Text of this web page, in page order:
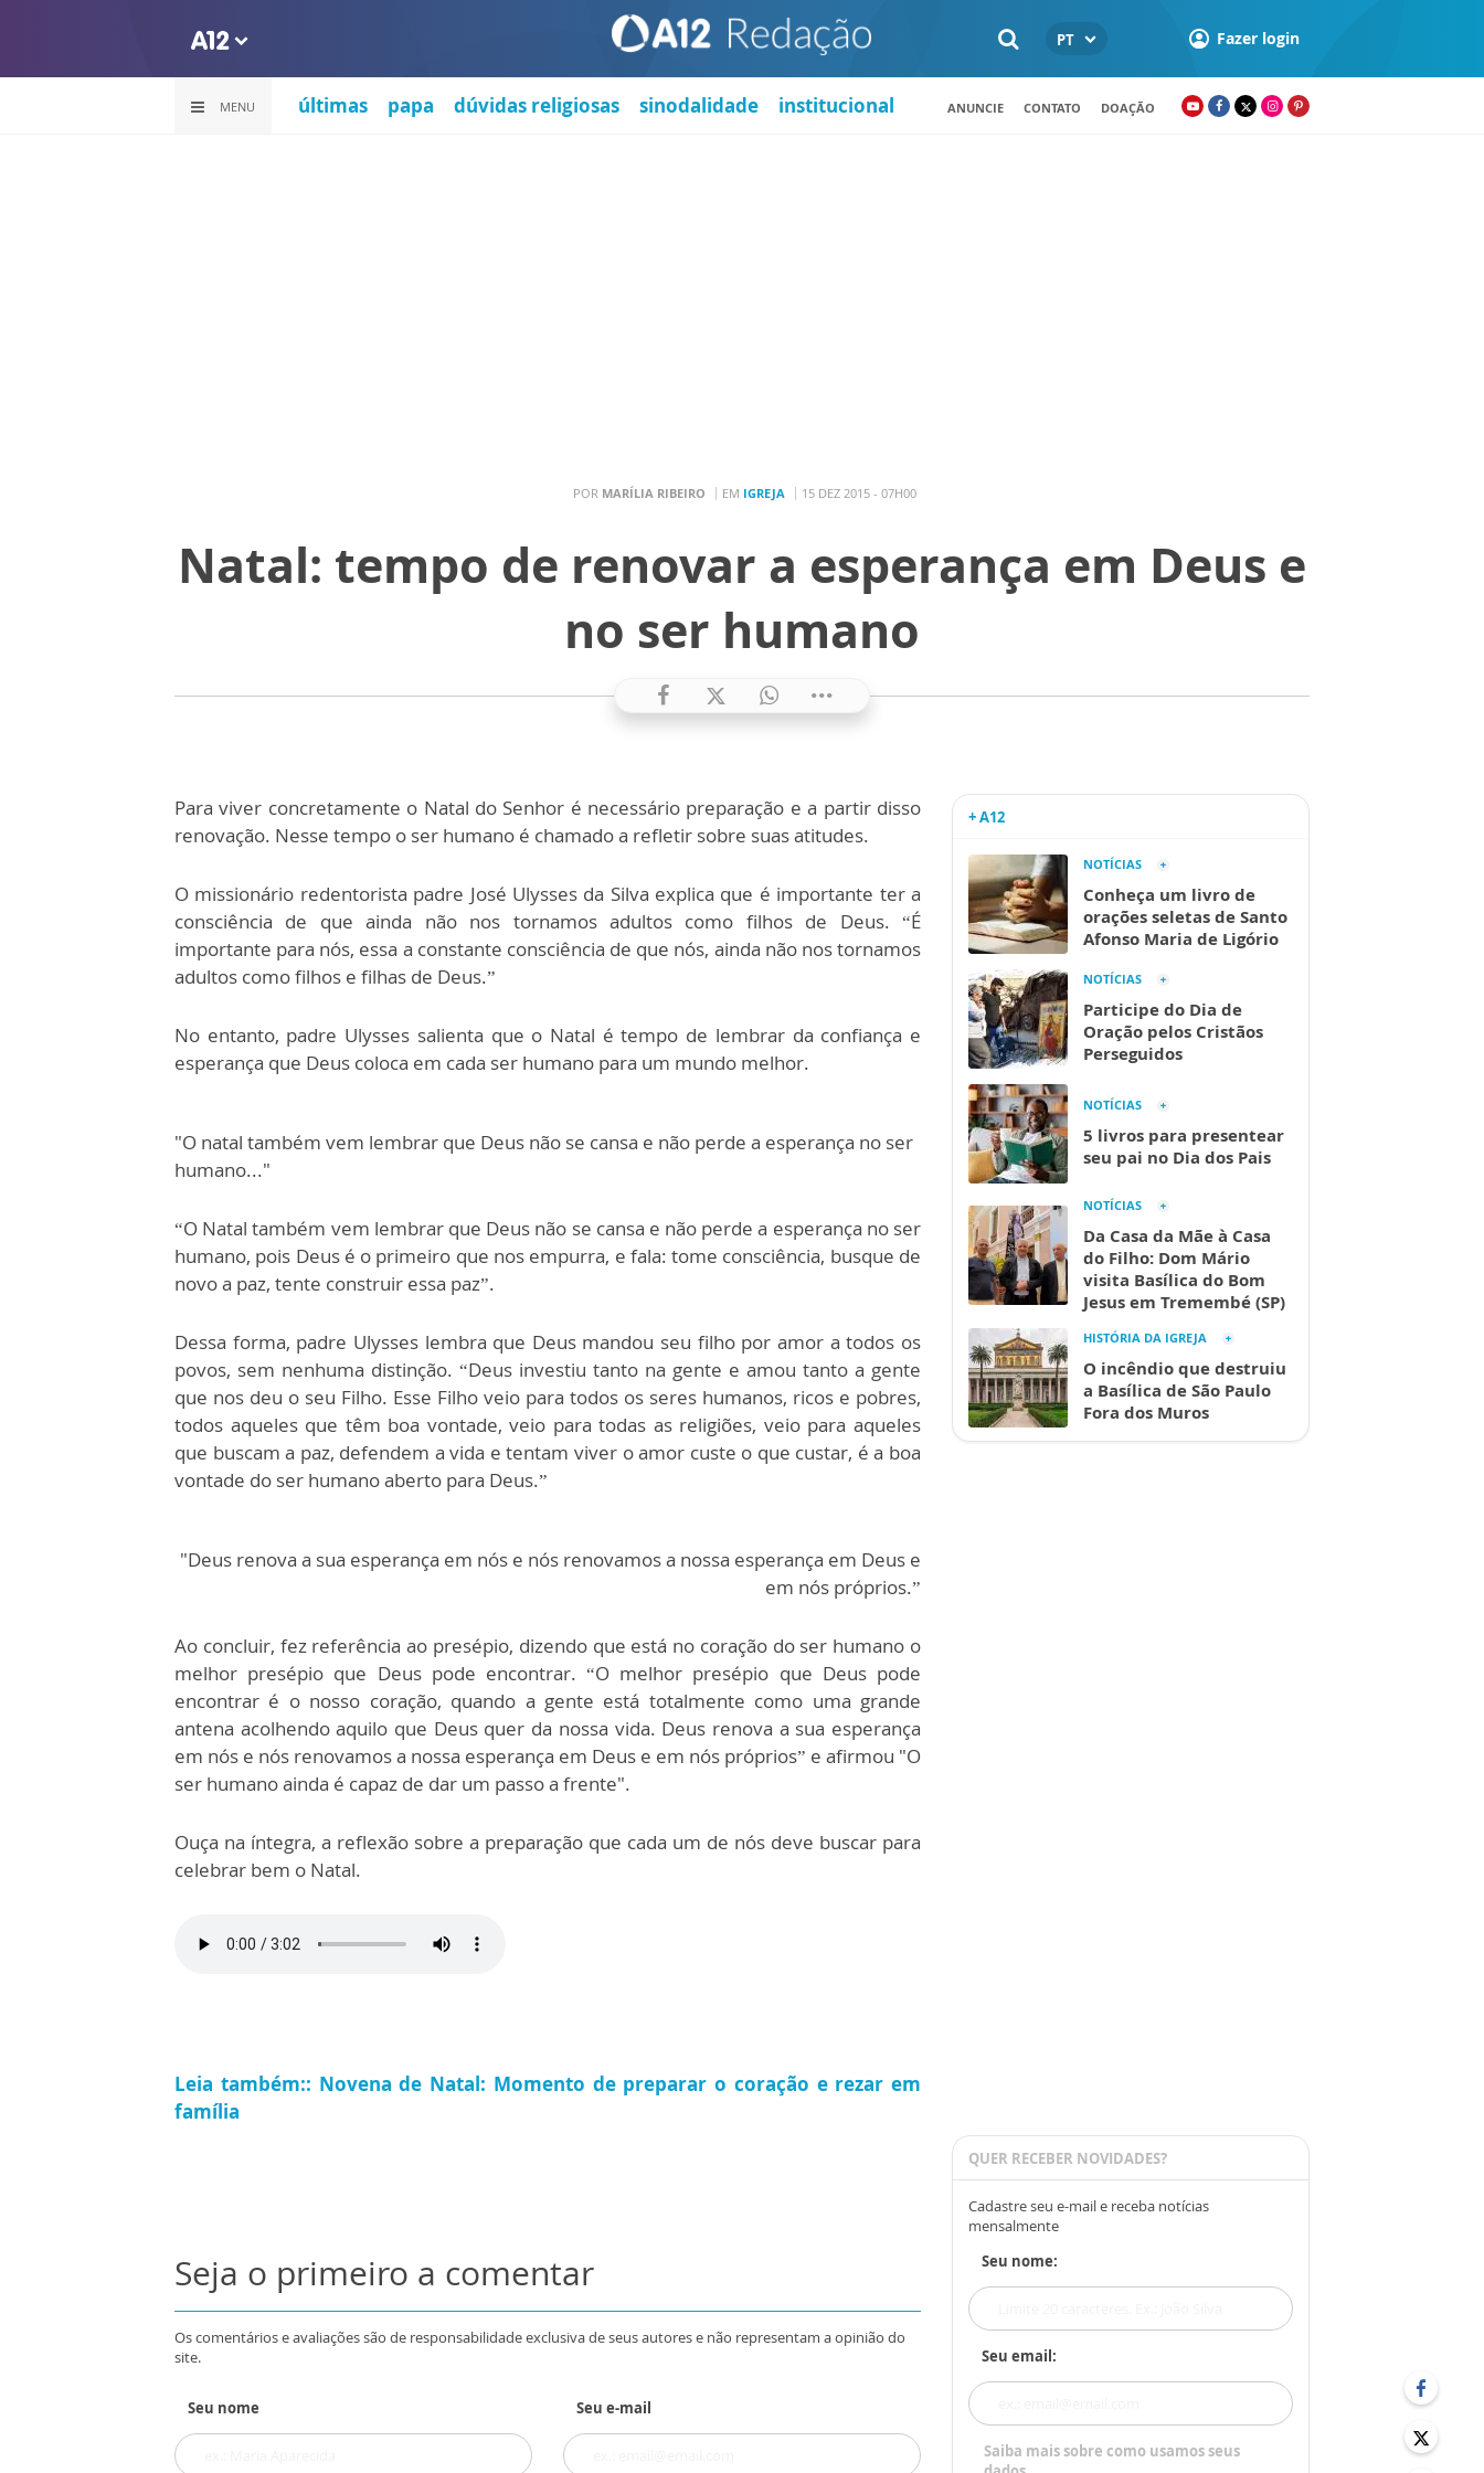
PT Fazer login
MENU últimas papa dúvidas religiosas sinodalidade institucional ANUNCIE CONTATO DOAÇÃO
POR MARÍLIA RIBEIRO EM IGREJA 15 DEZ 2015 - 07H00
Natal: tempo de renovar a esperança em Deus e
no ser humano
Para viver concretamente o Natal do Senhor é necessário preparação e a partir disso
renovação. Nesse tempo o ser humano é chamado a refletir sobre suas atitudes.
O missionário redentorista padre José Ulysses da Silva explica que é importante ter a
consciência de que ainda não nos tornamos adultos como filhos de Deus. “É
importante para nós, essa a constante consciência de que nós, ainda não nos tornamos
adultos como filhos e filhas de Deus.”
No entanto, padre Ulysses salienta que o Natal é tempo de lembrar da confiança e
esperança que Deus coloca em cada ser humano para um mundo melhor.
"O natal também vem lembrar que Deus não se cansa e não perde a esperança no ser
humano..."
“O Natal também vem lembrar que Deus não se cansa e não perde a esperança no ser
humano, pois Deus é o primeiro que nos empurra, e fala: tome consciência, busque de
novo a paz, tente construir essa paz”.
Dessa forma, padre Ulysses lembra que Deus mandou seu filho por amor a todos os
povos, sem nenhuma distinção. “Deus investiu tanto na gente e amou tanto a gente
que nos deu o seu Filho. Esse Filho veio para todos os seres humanos, ricos e pobres,
todos aqueles que têm boa vontade, veio para todas as religiões, veio para aqueles
que buscam a paz, defendem a vida e tentam viver o amor custe o que custar, é a boa
vontade do ser humano aberto para Deus.”
"Deus renova a sua esperança em nós e nós renovamos a nossa esperança em Deus e
em nós próprios.”
Ao concluir, fez referência ao presépio, dizendo que está no coração do ser humano o
melhor presépio que Deus pode encontrar. “O melhor presépio que Deus pode
encontrar é o nosso coração, quando a gente está totalmente como uma grande
antena acolhendo aquilo que Deus quer da nossa vida. Deus renova a sua esperança
em nós e nós renovamos a nossa esperança em Deus e em nós próprios” e afirmou "O
ser humano ainda é capaz de dar um passo a frente".
Ouça na íntegra, a reflexão sobre a preparação que cada um de nós deve buscar para
celebrar bem o Natal.
Leia também:: Novena de Natal: Momento de preparar o coração e rezar em
família
Seja o primeiro a comentar
Os comentários e avaliações são de responsabilidade exclusiva de seus autores e não representam a opinião do
site.
Seu nome Seu e-mail
+ A12
NOTÍCIAS
Conheça um livro de
orações seletas de Santo
Afonso Maria de Ligório
NOTÍCIAS
Participe do Dia de
Oração pelos Cristãos
Perseguidos
NOTÍCIAS
5 livros para presentear
seu pai no Dia dos Pais
NOTÍCIAS
Da Casa da Mãe à Casa
do Filho: Dom Mário
visita Basílica do Bom
Jesus em Tremembé (SP)
HISTÓRIA DA IGREJA
O incêndio que destruiu
a Basílica de São Paulo
Fora dos Muros
QUER RECEBER NOVIDADES?
Cadastre seu e-mail e receba notícias
mensalmente
Seu nome:
Seu email:
Saiba mais sobre como usamos seus